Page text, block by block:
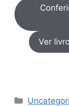
Ver
Categorias